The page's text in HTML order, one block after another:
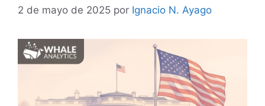
2 de mayo de 2025 por Ignacio N. Ayago